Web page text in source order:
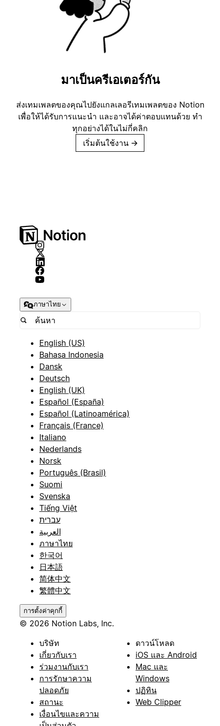
มาเป็นครีเอเตอร์กัน
ส่งเทมเพลตของคุณไปยังแกลเลอรีเทมเพลตของ Notion
เพื่อให้ได้รับการแนะนำ และอาจได้ค่าตอบแทนด้วย ทำ
ทุกอย่างได้ในไม่กี่คลิก
เริ่มต้นใช้งาน →
ภาษาไทย
English (US)
Bahasa Indonesia
Dansk
Deutsch
English (UK)
Español (España)
Español (Latinoamérica)
Français (France)
Italiano
Nederlands
Norsk
Português (Brasil)
Suomi
Svenska
Tiếng Việt
עברית
العربية
ภาษาไทย
한국어
日本語
简体中文
繁體中文
การตั้งค่าคุกกี้
© 2026 Notion Labs, Inc.
บริษัท
เกี่ยวกับเรา
ร่วมงานกับเรา
การรักษาความ
ปลอดภัย
สถานะ
เงื่อนไขและความ
ดาวน์โหลด
iOS และ Android
Mac และ
Windows
ปฏิทิน
Web Clipper